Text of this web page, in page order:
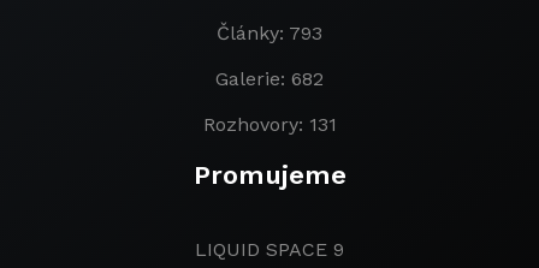
Články: 793
Galerie: 682
Rozhovory: 131
Promujeme
LIQUID SPACE 9